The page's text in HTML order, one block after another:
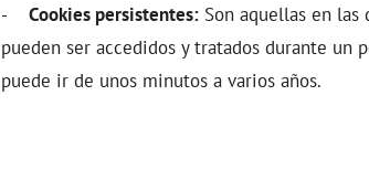
- Cookies persistentes: Son aquellas en
pueden ser accedidos y tratados durante un
puede ir de unos minutos a varios años.